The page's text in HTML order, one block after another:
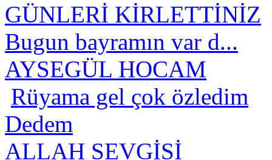
GÜNLERİ KİRLETTİNİZ
Bugun bayramın var d...
AYSEGÜL HOCAM
Rüyama gel çok özledim
Dedem
ALLAH SEVGİSİ